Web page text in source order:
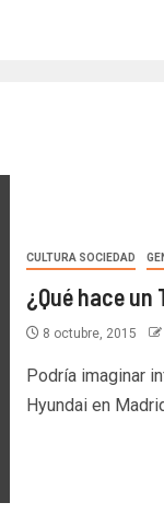
CULTURA SOCIEDAD
¿Qué hace un
8 octubre, 2015
Podría imaginar
Hyundai en